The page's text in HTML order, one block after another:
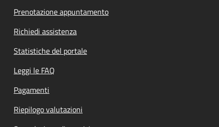
Prenotazione appuntamento
Richiedi assistenza
Statistiche del portale
Leggi le FAQ
Pagamenti
Riepilogo valutazioni